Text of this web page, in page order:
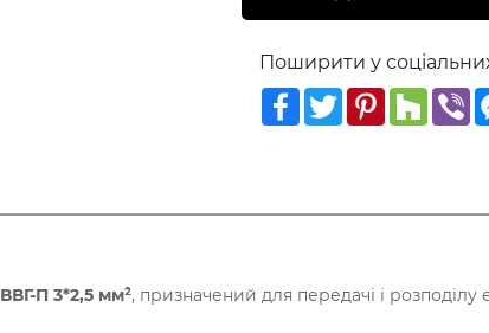
Поширити у
Facebook
TwitterPinterest
Houzz
ВВГ-П 3*2,5 мм², призначений для передачі і